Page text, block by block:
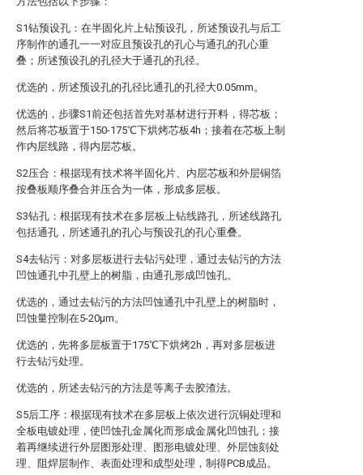
S1钻预设孔：在半固化片上钻预设孔，所述预设孔与后工
序制作的通孔一一对应且预设孔的孔心与通孔的孔心重
叠；所述预设孔的孔径大于通孔的孔径。
优选的，所述预设孔的孔径比通孔的孔径大0.05mm。
优选的，步骤S1前还包括首先对基材进行开料，得芯板；
然后将芯板置于150-175℃下烘烤芯板4h；接着在芯板上制
作内层线路，得内层芯板。
S2压合：根据现有技术将半固化片、内层芯板和外层铜箔
按叠板顺序叠合并压合为一体，形成多层板。
S3钻孔：根据现有技术在多层板上钻线路孔，所述线路孔
包括通孔，所述通孔的孔心与预设孔的孔心重叠。
S4去钻污：对多层板进行去钻污处理，通过去钻污的方法
凹蚀通孔中孔壁上的树脂，由通孔形成凹蚀孔。
优选的，通过去钻污的方法凹蚀通孔中孔壁上的树脂时，
凹蚀量控制在5-20μm。
优选的，先将多层板置于175℃下烘烤2h，再对多层板进
行去钻污处理。
优选的，所述去钻污的方法是等离子去胶渣法。
S5后工序：根据现有技术在多层板上依次进行沉铜处理和
全板电镀处理，使凹蚀孔金属化而形成金属化凹蚀孔；接
着再继续进行外层图形处理、图形电镀处理、外层蚀刻处
理、阻焊层制作、表面处理和成型处理，制得PCB成品。